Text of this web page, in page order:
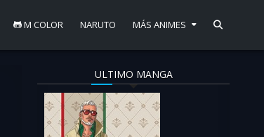
M COLOR NARUTO MÁS ANIMES
ULTIMO MANGA